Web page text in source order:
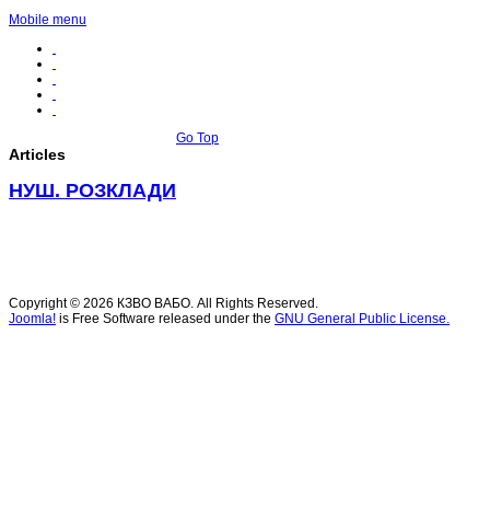
Mobile menu
Articles
НУШ. РОЗКЛАДИ
Copyright © 2026 КЗВО ВАБО. All Rights Reserved.
Joomla! is Free Software released under the GNU General Public License.
Go Top